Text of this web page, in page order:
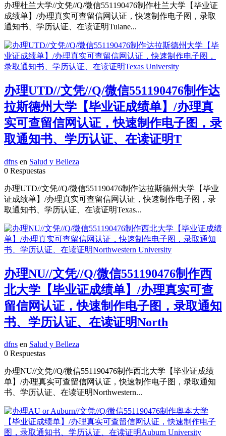
办理杜兰大学//文凭//Q/微信551190476制作杜兰大学【毕业证
成绩单】/办理真实可查留信网认证，快速制作电子图，录取
通知书、学历认证、在读证明Tulane...
办理UTD//文凭//Q/微信551190476制作达
拉斯德州大学【毕业证成绩单】/办理真
实可查留信网认证，快速制作电子图，录
取通知书、学历认证、在读证明T
dfns en Salud y Belleza
0 Respuestas
办理UTD//文凭//Q/微信551190476制作达拉斯德州大学【毕业
证成绩单】/办理真实可查留信网认证，快速制作电子图，录
取通知书、学历认证、在读证明Texas...
办理NU//文凭//Q/微信551190476制作西
北大学【毕业证成绩单】/办理真实可查
留信网认证，快速制作电子图，录取通知
书、学历认证、在读证明North
dfns en Salud y Belleza
0 Respuestas
办理NU//文凭//Q/微信551190476制作西北大学【毕业证成绩
单】/办理真实可查留信网认证，快速制作电子图，录取通知
书、学历认证、在读证明Northwestern...